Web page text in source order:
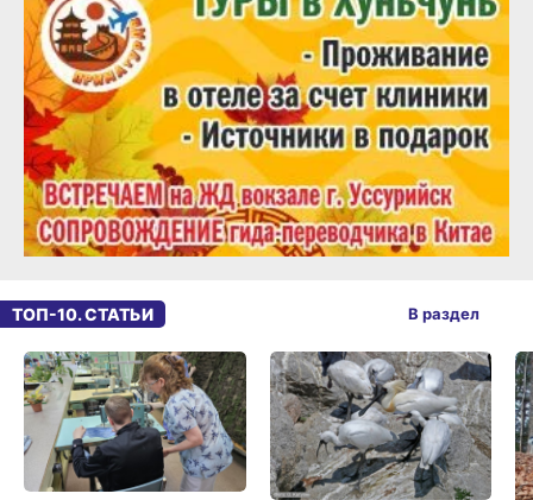
ТОП-10. СТАТЬИ В раздел